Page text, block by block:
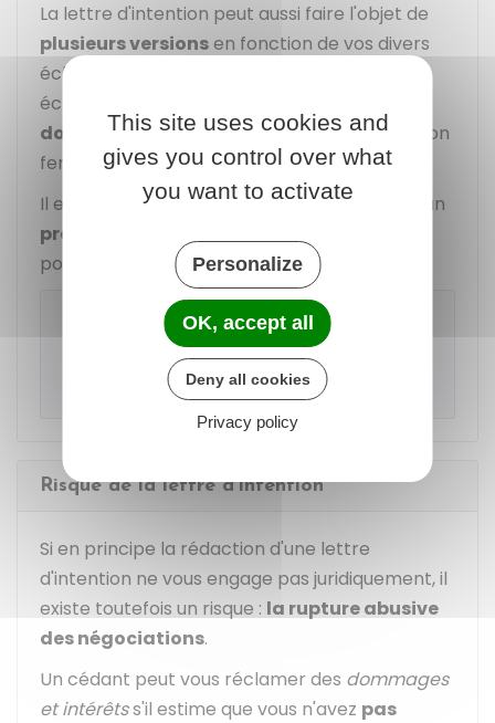
La lettre d'intention peut aussi faire l'objet de
plusieurs versionsen fonction de vos divers
échanges avec le cédant. Aux termes de ces
échanges, le cédant peut
document, cela vaut comme une acceptation
ferme de l'offre.
Il est recommandé d'être accompagné par un
professionnel du droit
pour rédiger la lettre d'intention.
Bpifrance met à disposition un modèle de
lettre d'intention :
Risque de la lettre d'intention
Si en principe la rédaction d'une lettre
d'intention ne vous engage pas juridiquement, il
existe toutefois un risque : la rupture abusive
des négociations.
Un cédant peut vous réclamer des dommages
et intérêtss'il estime que vous n'avez pas
This site uses cookies and
gives you control over what
you want to activate
Personalize
OK, accept all
Deny all cookies
Privacy policy